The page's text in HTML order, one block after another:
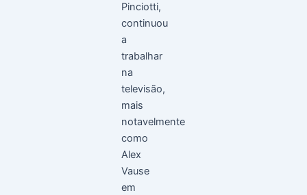
Pinciotti,
continuou
a
trabalhar
na
televisão,
mais
notavelmente
como
Alex
Vause
em